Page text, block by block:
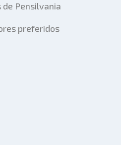
Pensilvania
preferidos